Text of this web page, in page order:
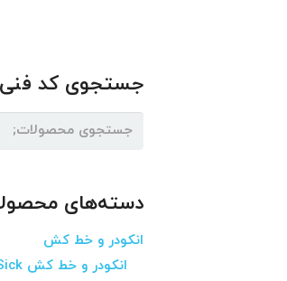
جستجوی کد
جستجو
برای:
دسته‌های
انکودر و خط کش
انکودر و خط کش Sick